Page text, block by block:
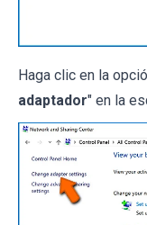
Haga clic en la
adaptador" en la